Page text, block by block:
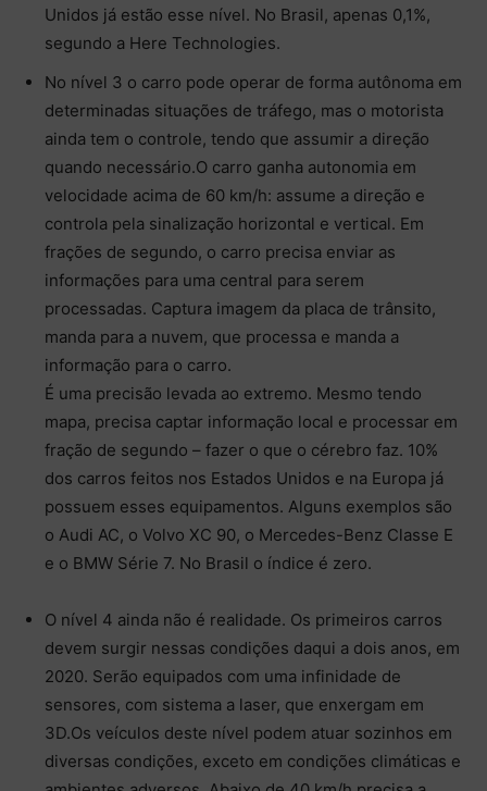
Unidos já estão esse nível. No Brasil, apenas 0,1%,
segundo a Here Technologies.
No nível 3 o carro pode operar de forma autônoma em
determinadas situações de tráfego, mas o motorista
ainda tem o controle, tendo que assumir a direção
quando necessário.O carro ganha autonomia em
velocidade acima de 60 km/h: assume a direção e
controla pela sinalização horizontal e vertical. Em
frações de segundo, o carro precisa enviar as
informações para uma central para serem
processadas. Captura imagem da placa de trânsito,
manda para a nuvem, que processa e manda a
informação para o carro.
É uma precisão levada ao extremo. Mesmo tendo
mapa, precisa captar informação local e processar em
fração de segundo – fazer o que o cérebro faz. 10%
dos carros feitos nos Estados Unidos e na Europa já
possuem esses equipamentos. Alguns exemplos são
o Audi AC, o Volvo XC 90, o Mercedes-Benz Classe E
e o BMW Série 7. No Brasil o índice é zero.
O nível 4 ainda não é realidade. Os primeiros carros
devem surgir nessas condições daqui a dois anos, em
2020. Serão equipados com uma infinidade de
sensores, com sistema a laser, que enxergam em
3D.Os veículos deste nível podem atuar sozinhos em
diversas condições, exceto em condições climáticas e